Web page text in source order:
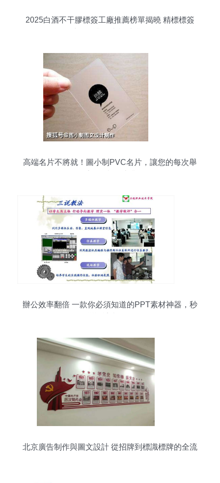
2025白酒不干膠標簽工廠推薦榜單揭曉 精標標簽
高端名片不將就！圖小制PVC名片，讓您的每次舉
辦公效率翻倍 一款你必須知道的PPT素材神器，秒
北京廣告制作與圖文設計 從招牌到標識標牌的全流